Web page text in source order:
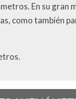
En su gran
como también